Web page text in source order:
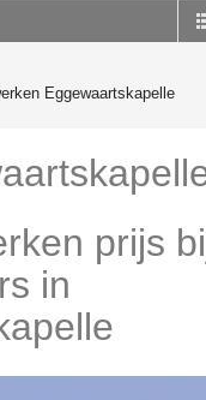
Eggewaartskapelle
prijs
in